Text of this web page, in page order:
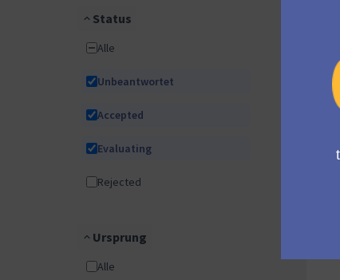
Status
Alle
Unbeantwortet
Accepted
Evaluating
Rejected
Ursprung
Alle